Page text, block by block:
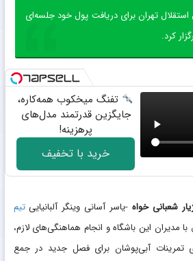
استقلال تهران برای دریافت پول خود جلسه‌ای
کرد.
تفنگ میخکوب همه‌کاره،
جایگزین قدرتمند مدل‌های
پرهزینه!
خرید با تخفیف
شعبانی خواه -یاسر آسانی وینگر آلبانیاییتیم
مدیران این باشگاه و انجام هماهنگی‌های لازم،
تمرینات آبی‌پوشان برای فصل جدید در جمع